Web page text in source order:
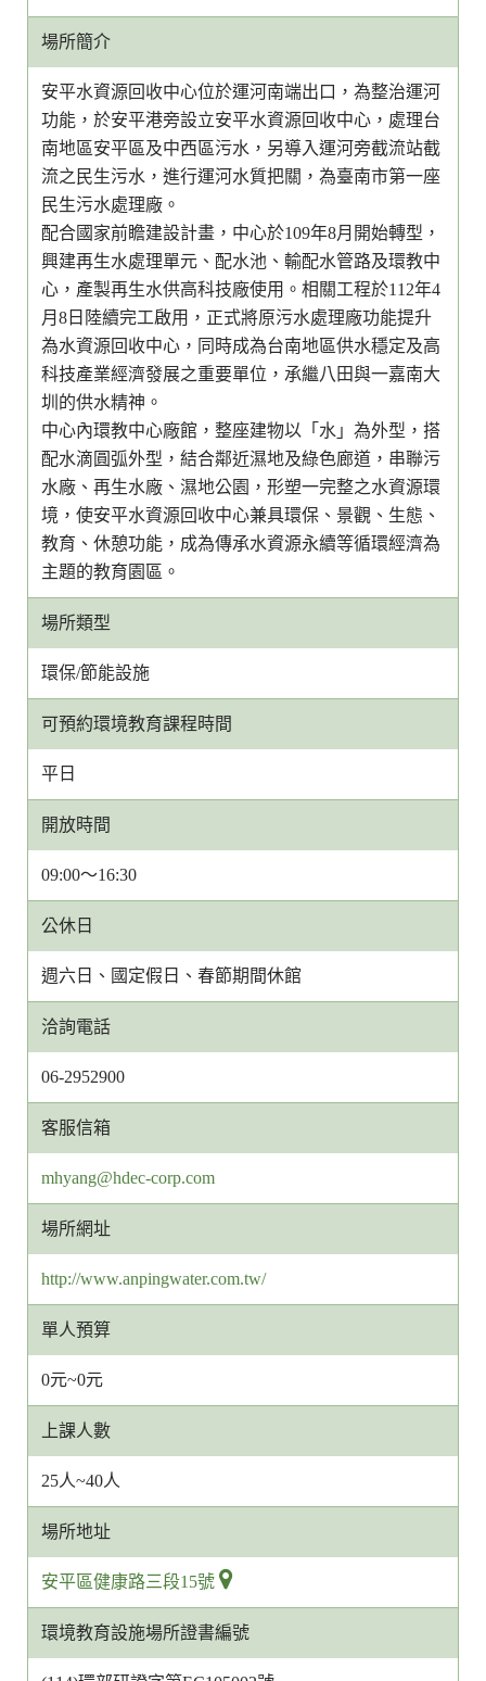
場所簡介
安平水資源回收中心位於運河南端出口，為整治運河
功能，於安平港旁設立安平水資源回收中心，處理台
南地區安平區及中西區污水，另導入運河旁截流站截
流之民生污水，進行運河水質把關，為臺南市第一座
民生污水處理廠。
配合國家前瞻建設計畫，中心於109年8月開始轉型，
興建再生水處理單元、配水池、輸配水管路及環教中
心，產製再生水供高科技廠使用。相關工程於112年4
月8日陸續完工啟用，正式將原污水處理廠功能提升
為水資源回收中心，同時成為台南地區供水穩定及高
科技產業經濟發展之重要單位，承繼八田與一嘉南大
圳的供水精神。
中心內環教中心廠館，整座建物以「水」為外型，搭
配水滴圓弧外型，結合鄰近濕地及綠色廊道，串聯污
水廠、再生水廠、濕地公園，形塑一完整之水資源環
境，使安平水資源回收中心兼具環保、景觀、生態、
教育、休憩功能，成為傳承水資源永續等循環經濟為
主題的教育園區。
場所類型
環保/節能設施
可預約環境教育課程時間
平日
開放時間
09:00～16:30
公休日
週六日、國定假日、春節期間休館
洽詢電話
06-2952900
客服信箱
客
服
信
網
址
mhyang@hdec-corp.com
場所網址
http://www.anpingwater.com.tw/
單人預算
0元~0元
上課人數
25人~40人
場所地址
安平區健康路三段15號
環境教育設施場所證書編號